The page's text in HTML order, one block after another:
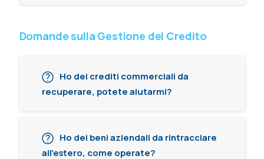
Domande sulla Gestione del Credito
Ho dei crediti commerciali da
recuperare, potete aiutarmi?
Ho dei beni aziendali da rintracciare
all'estero, come operate?